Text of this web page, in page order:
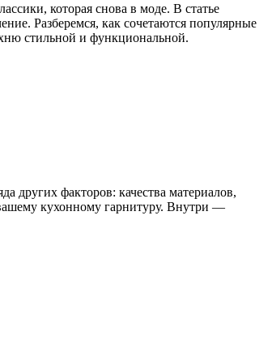
которая снова в моде. В статье
Разберемся, как сочетаются популярные
стильной и функциональной.
других факторов: качества материалов,
кухонному гарнитуру. Внутри —